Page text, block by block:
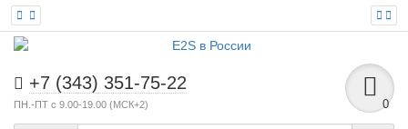
+7 (343) 351-75-22
ПН.-ПТ с 9.00-19.00 (МСК+2) 0